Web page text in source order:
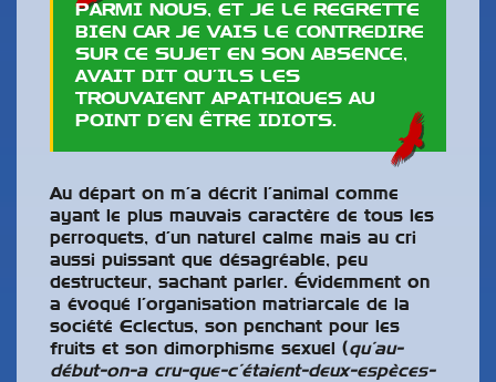
PARMI NOUS, ET JE LE REGRETTE
BIEN CAR JE VAIS LE CONTREDIRE
SUR CE SUJET EN SON ABSENCE,
AVAIT DIT QU’ILS LES
TROUVAIENT APATHIQUES AU
POINT D’EN ÊTRE IDIOTS.
Au départ on m’a décrit l’animal comme
ayant le plus mauvais caractère de tous les
perroquets, d’un naturel calme mais au cri
aussi puissant que désagréable, peu
destructeur, sachant parler. Évidemment on
a évoqué l’organisation matriarcale de la
société Eclectus, son penchant pour les
fruits et son dimorphisme sexuel (qu’au-
début-on-a cru-que-c’étaient-deux-espèces-